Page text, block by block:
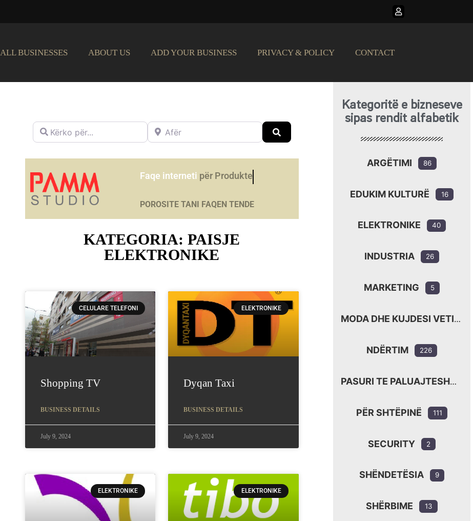
ALL BUSINESSES ABOUT US ADD YOUR BUSINESS PRIVACY & POLICY CONTACT
Kërko për... Afër
Faqe interneti për Produkte
POROSITE TANI FAQEN TENDE
KATEGORIA: PAISJE
ELEKTRONIKE
CELULARE TELEFONI
Shopping TV
BUSINESS DETAILS
July 9, 2024
ELEKTRONIKE
Dyqan Taxi
BUSINESS DETAILS
July 9, 2024
ELEKTRONIKE ELEKTRONIKE
Kategoritë e bizneseve
sipas rendit alfabetik
ARGËTIMI 86
EDUKIM KULTURË 16
ELEKTRONIKE 40
INDUSTRIA 26
MARKETING 5
MODA DHE KUJDESI VETIAK
NDËRTIM 226
PASURI TE PALUAJTESHME
PËR SHTËPINË 111
SECURITY 2
SHËNDETËSIA 9
SHËRBIME 13